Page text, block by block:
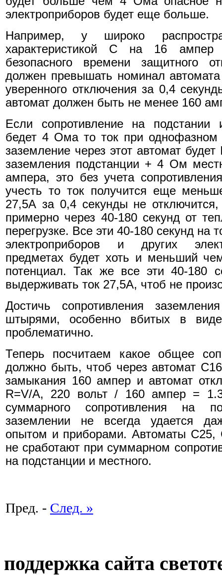
электроприборов будет еще больше.
Например, у широко
характеристикой С на 16 ампер
безопасного времени защитного
должен превышать номинал
уверенного отключения за 0,4
автомат должен быть не менее 160
Если сопротивление на подстании
бедет 4 Ома то ток при однофазном
заземление через этот автомат
заземления подстанции + 4 Ом
ампера, это без учета
учесть то ток получится еще
27,5А за 0,4 секунды не отключится,
примерно через 40-180 секунд от
перегрузке. Все эти 40-180 секунд на
электроприборов и других
предметах будет хоть и меньший
потенциал. Так же все эти 40-180
выдерживать ток 27,5А, чтоб не
Достичь сопротивления
штырями, особенно вбитых в виде
проблематично.
Теперь посчитаем какое общее
должно быть, чтоб через автомат С16
замыкания 160 ампер и автомат
R=V/A, 220 вольт / 160 ампер =
суммарного сопротивления на
заземлении не всегда удается
опытом и приборами. Автоматы
не сработают при суммарном
на подстанции и местного.
Пред. - След. »
поддержка сайта